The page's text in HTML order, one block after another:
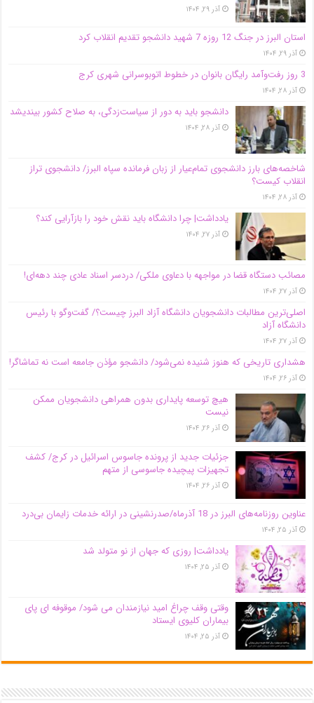
آذر ۲۹, ۱۴۰۴
استان البرز در جنگ 12 روزه 7 شهید دانشجو تقدیم انقلاب کرد
آذر ۲۹, ۱۴۰۴
3 روز رفت‌وآمد رایگان بانوان در خطوط اتوبوسرانی شهری کرج
آذر ۲۸, ۱۴۰۴
دانشجو باید به دور از سیاست‌زدگی، به صلاح کشور بیندیشد
آذر ۲۸, ۱۴۰۴
شاخصه‌های بارز دانشجوی تمام‌عیار از زبان فرمانده سپاه البرز/ دانشجوی تراز
انقلاب کیست؟
آذر ۲۸, ۱۴۰۴
یادداشت| چرا دانشگاه باید نقش خود را بازآرایی کند؟
آذر ۲۷, ۱۴۰۴
مصائب دستگاه قضا در مواجهه با دعاوی ملکی/ دردسر اسناد عادی چند‌ دهه‌ای!
آذر ۲۷, ۱۴۰۴
اصلی‌ترین مطالبات دانشجویان دانشگاه آزاد البرز چیست؟/ گفت‌وگو با رئیس
دانشگاه آز‌اد
آذر ۲۷, ۱۴۰۴
هشداری تاریخی که هنوز شنیده نمی‌شود/ دانشجو مؤذن جامعه است نه تماشاگر!
آذر ۲۶, ۱۴۰۴
هیچ توسعه پایداری بدون همراهی دانشجویان ممکن
نیست
آذر ۲۶, ۱۴۰۴
جزئیات جدید از پرونده جاسوس اسرائیل در کرج/‌ کشف
تجهیزات پیچیده جاسوسی از متهم
آذر ۲۶, ۱۴۰۴
عناوین روزنامه‌های البرز در ‌18 آذرماه/صدرنشینی در ارائه خدمات زایمان بی‌درد
آذر ۲۵, ۱۴۰۴
یادداشت| روزی که جهان از نو متولد شد
آذر ۲۵, ۱۴۰۴
وقتی وقف چراغ امید نیازمندان می شود/ موقوفه ای پای
بیماران کلیوی ایستاد
آذر ۲۵, ۱۴۰۴